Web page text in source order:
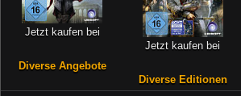
Jetzt kaufen bei
Diverse Angebote
Jetzt kaufen bei
Diverse Editionen